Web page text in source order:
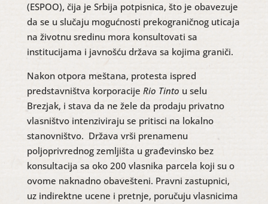
(ESPOO), čija je Srbija potpisnica, što je obavezuje
da se u slučaju mogućnosti prekograničnog uticaja
na životnu sredinu mora konsultovati sa
institucijama i javnošću država sa kojima graniči.
Nakon otpora meštana, protesta ispred
predstavništva korporacije Rio Tinto u selu
Brezjak, i stava da ne žele da prodaju privatno
vlasništvo intenziviraju se pritisci na lokalno
stanovništvo. Država vrši prenamenu
poljoprivrednog zemljišta u građevinsko bez
konsultacija sa oko 200 vlasnika parcela koji su o
ovome naknadno obavešteni. Pravni zastupnici,
uz indirektne ucene i pretnje, poručuju vlasnicima